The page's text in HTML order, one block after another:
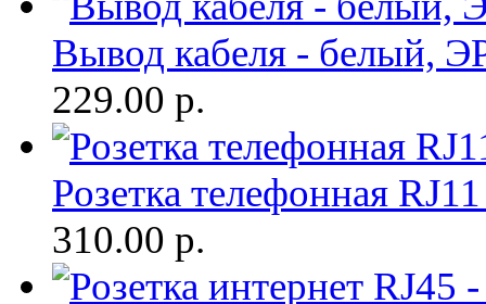
Вывод кабеля - белый,
229.00 р.
Розетка телефонная
310.00 р.